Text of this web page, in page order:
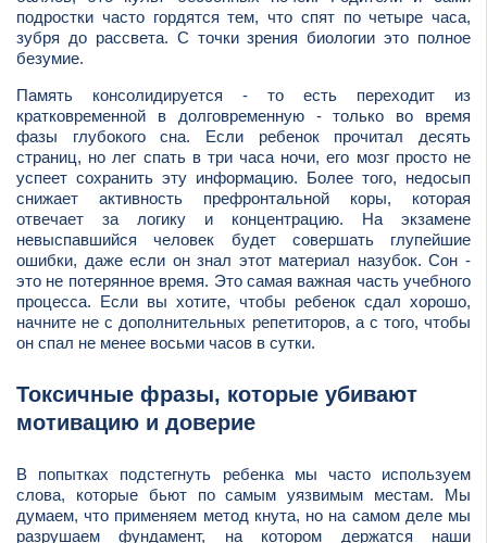
подростки часто гордятся тем, что спят по четыре часа,
зубря до рассвета. С точки зрения биологии это полное
безумие.
Память консолидируется - то есть переходит из
кратковременной в долговременную - только во время
фазы глубокого сна. Если ребенок прочитал десять
страниц, но лег спать в три часа ночи, его мозг просто не
успеет сохранить эту информацию. Более того, недосып
снижает активность префронтальной коры, которая
отвечает за логику и концентрацию. На экзамене
невыспавшийся человек будет совершать глупейшие
ошибки, даже если он знал этот материал назубок. Сон -
это не потерянное время. Это самая важная часть учебного
процесса. Если вы хотите, чтобы ребенок сдал хорошо,
начните не с дополнительных репетиторов, а с того, чтобы
он спал не менее восьми часов в сутки.
Токсичные фразы, которые убивают
мотивацию и доверие
В попытках подстегнуть ребенка мы часто используем
слова, которые бьют по самым уязвимым местам. Мы
думаем, что применяем метод кнута, но на самом деле мы
разрушаем фундамент, на котором держатся наши